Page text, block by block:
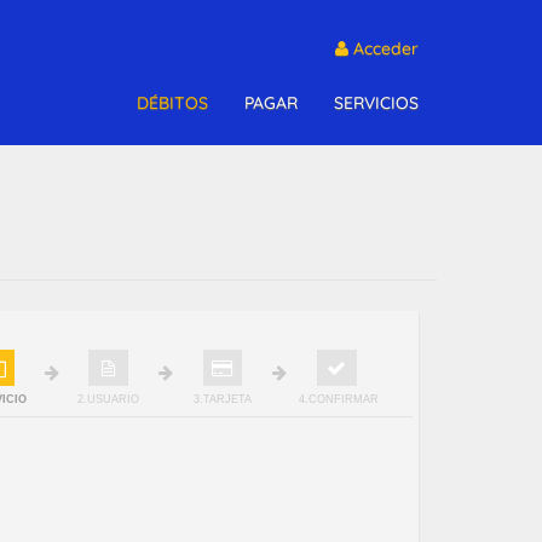
Acceder
DÉBITOS PAGAR SERVICIOS
2.USUARIO 3.TARJETA 4.CONFIRMAR